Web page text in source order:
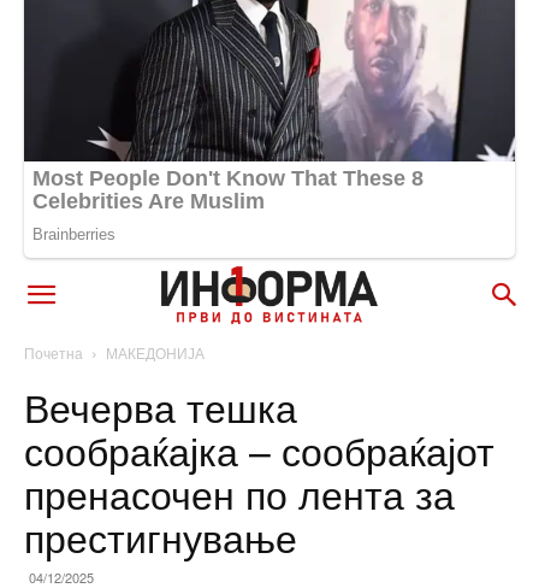
Почетна МАКЕДОНИЈА
Вечерва тешка
сообраќајка – сообраќајот
пренасочен по лента за
престигнување
04/12/2025